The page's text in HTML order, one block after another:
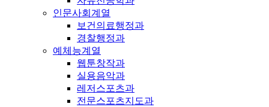
인문사회계열
보건의료행정과
경찰행정과
예체능계열
웹툰창작과
실용음악과
레저스포츠과
전문스포츠지도과